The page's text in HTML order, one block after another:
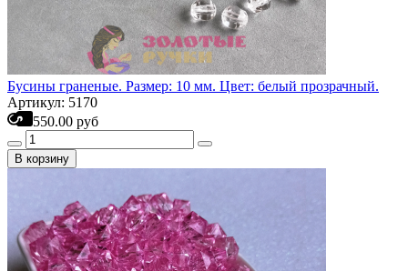
Бусины граненые. Размер: 10 мм. Цвет: белый прозрачный.
Артикул: 5170
550.00 руб
В корзину